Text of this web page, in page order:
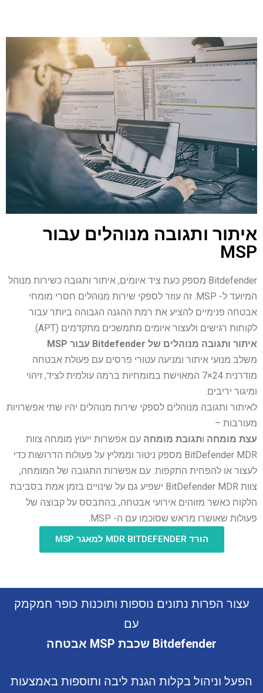
איתור ותגובה מנוהלים עבור
MSP
Bitdefender מספק כעת ציד איומים, איתור ותגובה כשירות מנוהל
המיועד ל- MSP. זה עוזר לספקי שירות מנוהלים חסרי מומחי
אבטחה פנימיים להציע את רמת ההגנה הגבוהה ביותר עבור
לקוחות רגישים ולעצור איומים מתמשכים מתקדמים (APT).
איתור ותגובה מנוהלים של Bitdefender עבור MSP
משלב מנועי איתור ומניעה עטורי פרסים עם פעולת אבטחה
מודרנית 24×7 המאוישת במומחיות ברמה עולמית לציד, זיהוי
ומיגור יריבים.
לאיתור ותגובה מנוהלים לספקי שירות מנוהלים יהיו שתי אפשרויות
מעורבות –
עצת מומחה ותגובת מומחה עם אפשרות ייעוץ מומחה צוות
BitDefender MDR מספק ניטור וממליץ על פעולות הדרושות כדי
לעצור או להפחית התקפות. עם אפשרות התגובה של המומחה,
צוות BitDefender MDR ישפיע גם על שינויים בזמן אמת בסביבת
הלקוח כאשר מזוהים אירועי אבטחה, בהתבסס על קבוצה של
פעולות שאושרו מראש שסוכמו עם ה- MSP.
הורד MDR BITDEFENDER למאגר MSP
עצור הפרות נתונים נוספות ותוכנות כופר חמקמק
עם
Bitdefender שכבת MSP אבטחה
הפעל וניהול בקלות הגנת ליבה ותוספות באמצעות